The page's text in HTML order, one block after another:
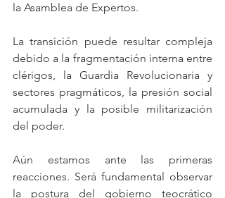
la Asamblea de Expertos.
La transición puede resultar compleja
debido a la fragmentación interna entre
clérigos, la Guardia Revolucionaria y
sectores pragmáticos, la presión social
acumulada y la posible militarización
del poder.
Aún estamos ante las primeras
reacciones. Será fundamental observar
la postura del gobierno teocrático